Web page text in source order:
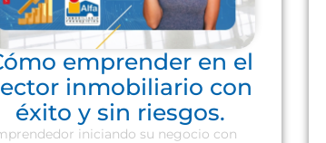
emprender en el
inmobiliario con
éxito y sin riesgos.
iniciando su negocio con